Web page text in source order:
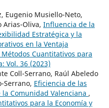
Eugenio Musiello-Neto,
Arias-Oliva, Influencia de la
Estratégica y la
en la Ventaja
Métodos Cuantitativos para
Vol. 36 (2023)
Coll-Serrano, Raúl Abeledo
Serrano, Eficiencia de las
Comunidad Valenciana ,
para la Economía y